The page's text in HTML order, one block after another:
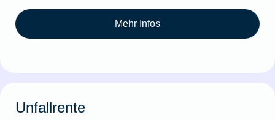
Mehr Infos
Unfallrente